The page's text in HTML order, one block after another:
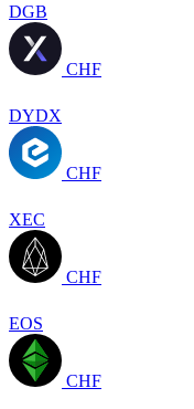
DGB
CHF
DYDX
CHF
XEC
CHF
EOS
CHF